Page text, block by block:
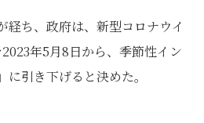
経ち、政府は、新型コロナウイ
年5月8日から、季節性イン
引き下げると決めた。